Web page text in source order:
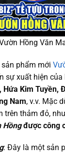
Hồng Văn
phẩm mới
sự xuất hiện
Hứa Kim Tuyền,
Nam, v.v. Mặc
trên thảm đỏ,
Hồngđược công
: Đây là một sản